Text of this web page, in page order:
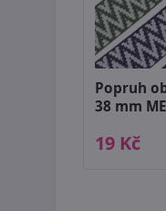
Popruh
38 mm
19 Kč